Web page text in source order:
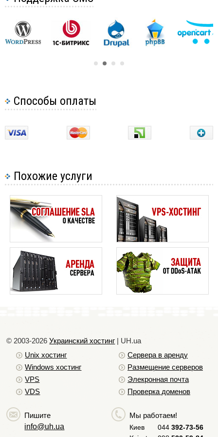
Активация аккаунта хостинга (время включения после
Разница между SSD и HDD хостингом
Способы оплаты
Похожие услуги
© 2003-2026Украинский хостинг | UH.ua
Unix хостинг
Windows хостинг
VPS
VDS
Сервера в аренду
Размещение серверов
Элекронная почта
Проверка доменов
Пишите
info@uh.ua
Мы работаем!
Киев 044 392-73-56